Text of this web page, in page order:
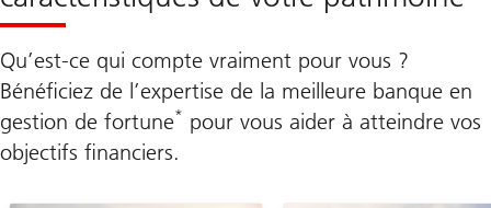
Qu’est-ce qui compte vraiment pour vous ?
Bénéficiez de l’expertise de la meilleure banque en
gestion de fortune* pour vous aider à atteindre vos
objectifs financiers.